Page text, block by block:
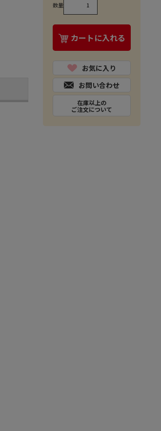
数量
カートに入れる
お気に入り
お問い合わせ
在庫以上の
ご注文について